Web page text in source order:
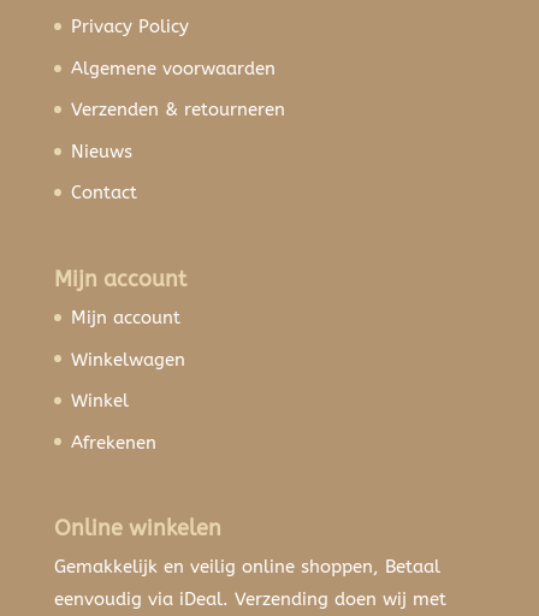
Privacy Policy
Algemene voorwaarden
Verzenden & retourneren
Nieuws
Contact
Mijn account
Mijn account
Winkelwagen
Winkel
Afrekenen
Online winkelen
Gemakkelijk en veilig online shoppen, Betaal
eenvoudig via iDeal. Verzending doen wij met